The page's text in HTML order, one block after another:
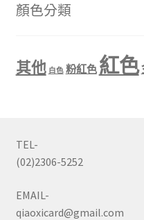
顏色分類
其他 白色 粉紅色 紅色
TEL-
(02)2306-5252
EMAIL-
qiaoxicard@gmail.com